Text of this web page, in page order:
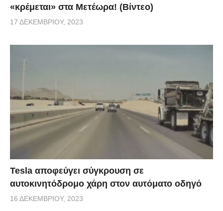
«κρέμεται» στα Μετέωρα! (Βίντεο)
17 ΔΕΚΕΜΒΡΊΟΥ, 2023
Tesla αποφεύγει σύγκρουση σε
αυτοκινητόδρομο χάρη στον αυτόματο οδηγό
16 ΔΕΚΕΜΒΡΊΟΥ, 2023